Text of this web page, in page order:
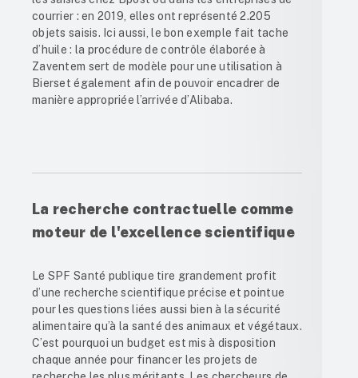
courrier : en 2019, elles ont représenté 2.205
objets saisis. Ici aussi, le bon exemple fait tache
d’huile : la procédure de contrôle élaborée à
Zaventem sert de modèle pour une utilisation à
Bierset également afin de pouvoir encadrer de
manière appropriée l’arrivée d’Alibaba.
La recherche contractuelle comme
moteur de l'excellence scientifique
Le SPF Santé publique tire grandement profit
d’une recherche scientifique précise et pointue
pour les questions liées aussi bien à la sécurité
alimentaire qu’à la santé des animaux et végétaux.
C’est pourquoi un budget est mis à disposition
chaque année pour financer les projets de